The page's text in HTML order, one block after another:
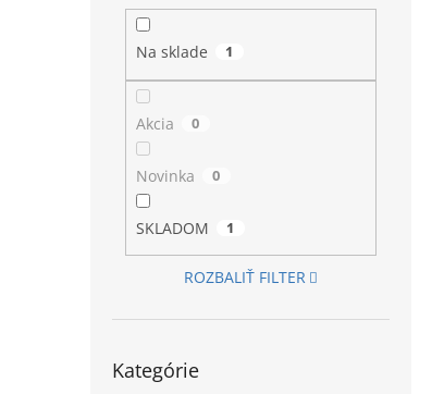
Na sklade 1
Akcia 0
Novinka 0
SKLADOM 1
ROZBALIŤ FILTER
kategórie
Kategórie